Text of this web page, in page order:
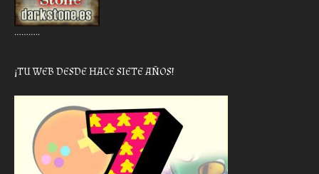
………..
¡TU WEB DESDE HACE SIETE AÑOS!